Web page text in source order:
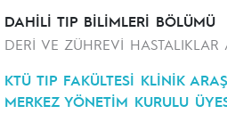
DAHİLİ TIP BİLİMLERİ BÖLÜMÜ
DERİ VE ZÜHREVİ
KTÜ TIP FAKÜLTESİ KLİNİK
MERKEZ YÖNETİM KURULU